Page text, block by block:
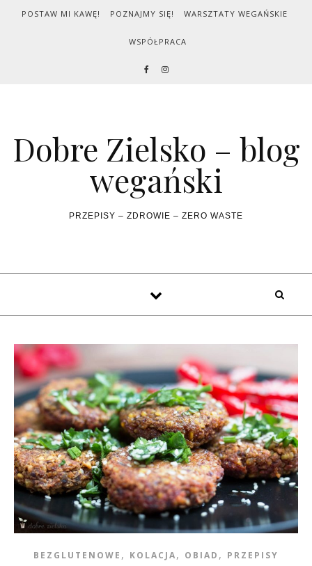
Skip to content
POSTAW MI KAWĘ! POZNAJMY SIĘ! WARSZTATY WEGAŃSKIE
WSPÓŁPRACA
Dobre Zielsko – blog
wegański
PRZEPISY – ZDROWIE – ZERO WASTE
BEZGLUTENOWE , KOLACJA, OBIAD , PRZEPISY